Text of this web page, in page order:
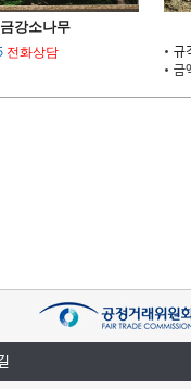
금강소나무
전화상담 규
금